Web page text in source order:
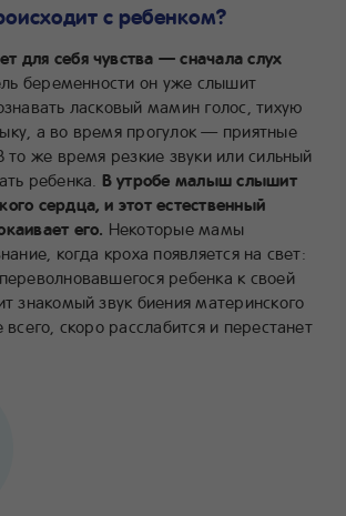
с ребенком?
для себя чувства — сначала слух
беременности он уже слышит
ласковый мамин голос, тихую
а во время прогулок — приятные
то же время резкие звуки или сильный
ребенка. В утробе малыш слышит
сердца, и этот естественный
его. Некоторые мамы
когда кроха появляется на свет:
ребенка к своей
знакомый звук биения материнского
скоро расслабится и перестанет